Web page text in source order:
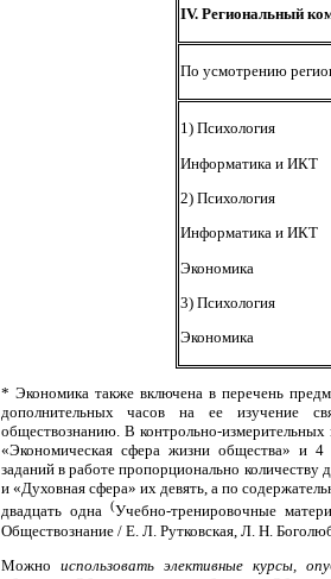
IV. Региональный
По усмотрению
1) Психология
Информатика и ИКТ
2) Психология
Информатика и ИКТ
Экономика
3) Психология
Экономика
* Экономика также включена в перечень
дополнительных часов на ее изучение
обществознанию. В контрольно-
«Экономическая сфера жизни общества» и
заданий в работе пропорционально
и «Духовная сфера» их девять, а по
двадцать одна (Учебно-тренировочные
Обществознание / Е. Л. Рутковская, Л. Н.
Можно использовать элективные курсы,